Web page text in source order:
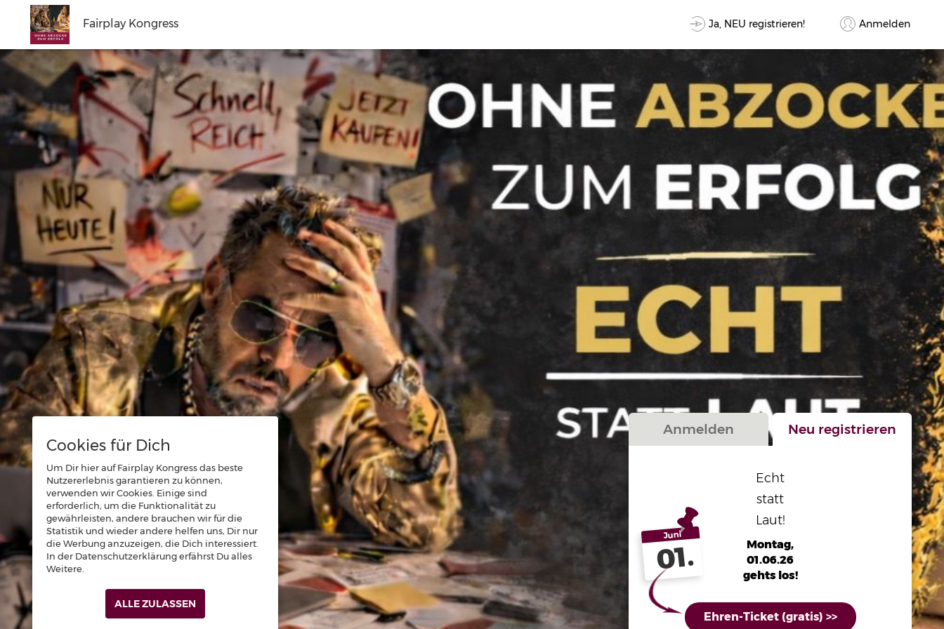
Fairplay Kongress Ja, NEU registrieren! Anmelden
Anmelden Neu registrieren
Echt
statt
Laut!
Montag,
01.06.26
gehts los!
Juni
01.
Ehren-Ticket (gratis) >>
Cookies für Dich
Um Dir hier auf Fairplay Kongress das beste
Nutzererlebnis garantieren zu können,
verwenden wir Cookies. Einige sind
erforderlich, um die Funktionalität zu
gewährleisten, andere brauchen wir für die
Statistik und wieder andere helfen uns, Dir nur
die Werbung anzuzeigen, die Dich interessiert.
In der Datenschutzerklärung erfährst Du alles
Weitere.
ALLE ZULASSEN